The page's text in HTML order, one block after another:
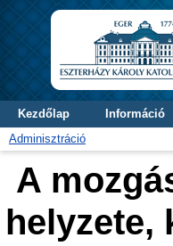
Kezdőlap Információ
Adminisztráció
A
helyzete,